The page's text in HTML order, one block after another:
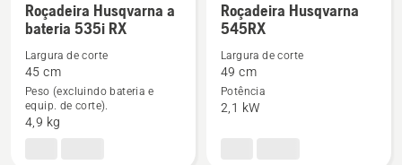
See
more
details
about
Roçadeira
Husqvarna
Roçadeira Husqvarna a
bateria 535i RX
Largura de corte
45 cm
Peso (excluindo bateria e
equip. de corte).
4,9 kg
See
more
details
about
Roçadeira
Roçadeira Husqvarna
545RX
Largura de corte
49 cm
Potência
2,1 kW